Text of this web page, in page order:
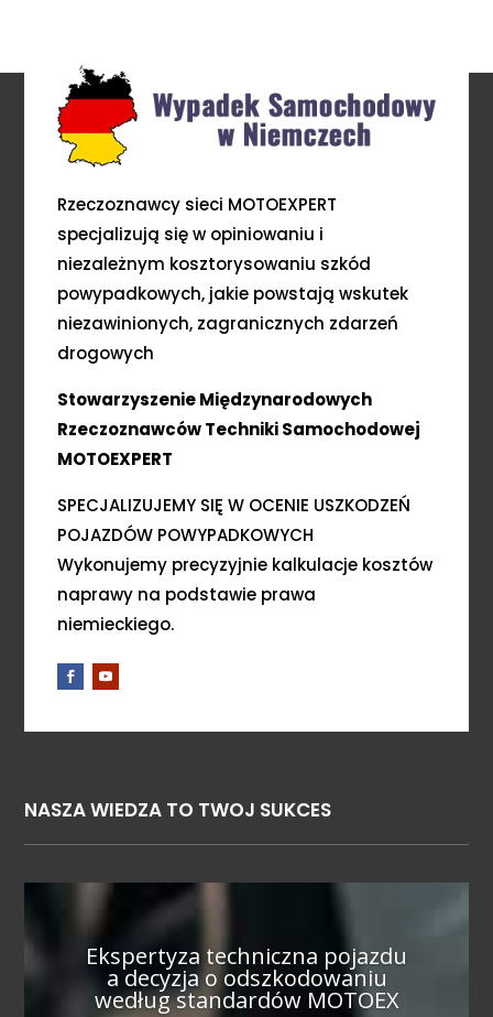
Rzeczoznawcy sieci MOTOEXPERT
specjalizują się w opiniowaniu i
niezależnym kosztorysowaniu szkód
powypadkowych, jakie powstają wskutek
niezawinionych, zagranicznych zdarzeń
drogowych
Stowarzyszenie Międzynarodowych
Rzeczoznawców Techniki Samochodowej
MOTOEXPERT
SPECJALIZUJEMY SIĘ W OCENIE USZKODZEŃ
POJAZDÓW POWYPADKOWYCH
Wykonujemy precyzyjnie kalkulacje kosztów
naprawy na podstawie prawa
niemieckiego.
NASZA WIEDZA TO TWOJ SUKCES
Ekspertyza techniczna pojazdu
a decyzja o odszkodowaniu
według standardów MOTOEX